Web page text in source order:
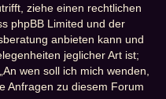
ziehe einen rechtlichen
phpBB Limited und der
anbieten kann und
jeglicher Art ist;
wen soll ich mich wenden,
Anfragen zu diesem Forum